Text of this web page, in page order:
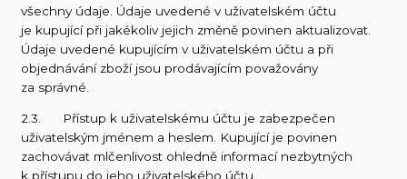
všechny údaje. Údaje uvedené v uživatelském účtu
je kupující při jakékoliv jejich změně povinen aktualizovat.
Údaje uvedené kupujícím v uživatelském účtu a při
objednávání zboží jsou prodávajícím považovány
za správné.
2.3. Přístup k uživatelskému účtu je zabezpečen
uživatelským jménem a heslem. Kupující je povinen
zachovávat mlčenlivost ohledně informací nezbytných
k přístupu do jeho uživatelského účtu.